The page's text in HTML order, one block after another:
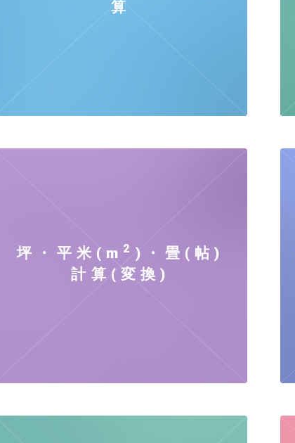
算
坪・平米(m 2 )・畳(帖)
計算(変換)